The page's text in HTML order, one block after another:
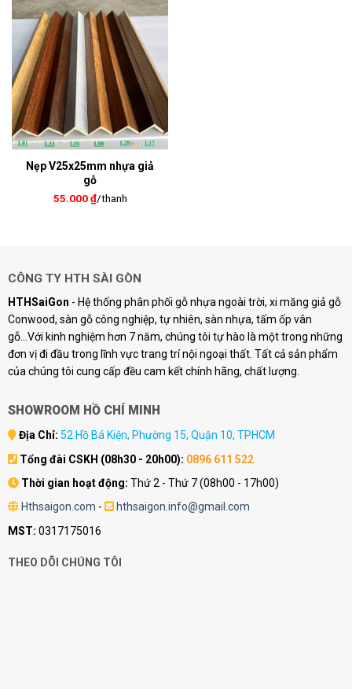
Nẹp V25x25mm nhựa giả
gỗ
55.000₫/thanh
CÔNG TY HTH SÀI GÒN
HTHSaiGon - Hệ thống phân phối gỗ nhựa ngoài trời, xi măng giả gỗ
Conwood, sàn gỗ công nghiệp, tự nhiên, sàn nhựa, tấm ốp vân
gỗ...Với kinh nghiệm hơn 7 năm, chúng tôi tự hào là một trong những
đơn vị đi đầu trong lĩnh vực trang trí nội ngoại thất. Tất cả sản phẩm
của chúng tôi cung cấp đều cam kết chính hãng, chất lượng.
SHOWROOM HỒ CHÍ MINH
Địa Chỉ: 52 Hồ Bá Kiện, Phường 15, Quận 10, TPHCM
Tổng đài CSKH (08h30 - 20h00): 0896 611 522
Thời gian hoạt động: Thứ 2 - Thứ 7 (08h00 - 17h00)
Hthsaigon.com -
hthsaigon.info@gmail.com
MST: 0317175016
THEO DÕI CHÚNG TÔI